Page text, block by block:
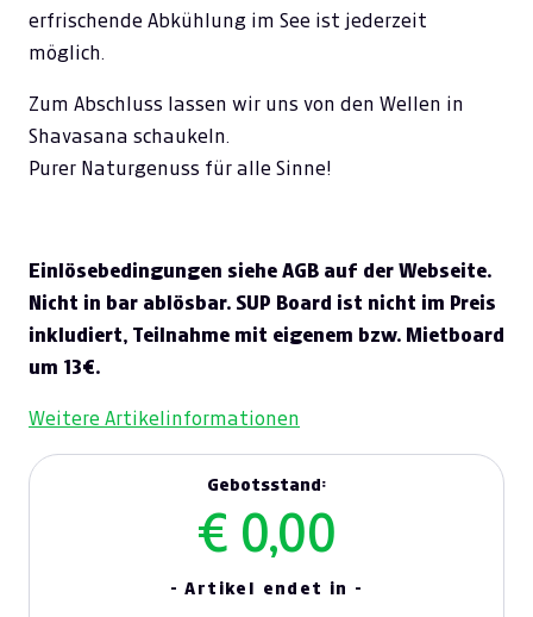
erfrischende Abkühlung im See ist jederzeit
möglich.
Zum Abschluss lassen wir uns von den Wellen in
Shavasana schaukeln.
Purer Naturgenuss für alle Sinne!
Einlösebedingungen siehe AGB auf der Webseite.
Nicht in bar ablösbar. SUP Board ist nicht im Preis
inkludiert, Teilnahme mit eigenem bzw. Mietboard
um 13€.
Weitere Artikelinformationen
Gebotsstand:
€ 0,00
- Artikel endet in -